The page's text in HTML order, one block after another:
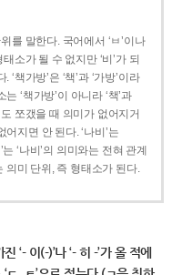
를 말한다. 국어에서 ‘ㅂ’이나
소가 될 수 없지만 ‘비’가 되
책가방’은 ‘책’과 ‘가방’이라
‘책가방’이 아니라 ‘책’과
쪼갰을 때 의미가 없어지거
지면 안 된다. ‘나비’는
는 ‘나비’의 의미와는 전혀 관계
의미 단위, 즉 형태소가 된다.
‘- 이(-)’나 ‘- 히 -’가 올 적에